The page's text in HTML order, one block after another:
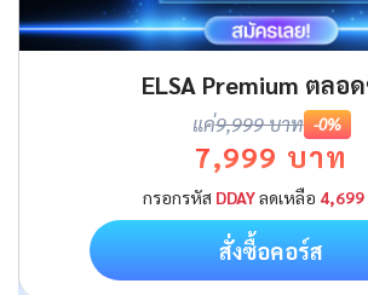
ELSA Premium ตลอ
แค่9,999 บาท -0%
7,999 บาท
กรอกรหัส DDAYลดเหลือ 4,699
สั่งซื้อคอร์ส